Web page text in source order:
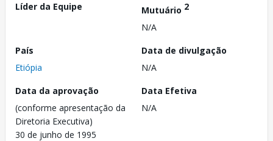
Líder da Equipe
Mutuário 2
N/A
País
Etiópia
Data de divulgação
N/A
Data da aprovação
(conforme apresentação da
Diretoria Executiva)
30 de junho de 1995
Data Efetiva
N/A